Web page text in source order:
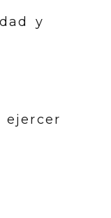
y
ejercer